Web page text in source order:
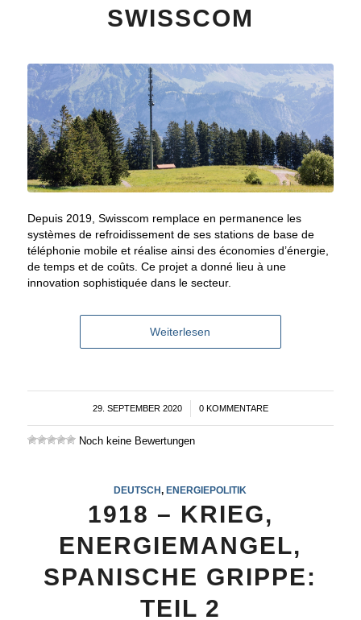
SWISSCOM
Depuis 2019, Swisscom remplace en permanence les
systèmes de refroidissement de ses stations de base de
téléphonie mobile et réalise ainsi des économies d’énergie,
de temps et de coûts. Ce projet a donné lieu à une
innovation sophistiquée dans le secteur.
Weiterlesen
29. SEPTEMBER 2020
/ 0 KOMMENTARE
Noch keine Bewertungen
DEUTSCH,ENERGIEPOLITIK
1918 – KRIEG,
ENERGIEMANGEL,
SPANISCHE GRIPPE:
TEIL 2